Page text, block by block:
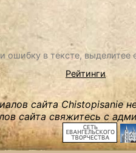
ошибку в тексте,
Рейтинги
сайта Chistopisanie
сайта свяжитесь с